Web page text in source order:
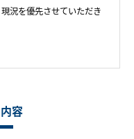
況を優先させていただき
容